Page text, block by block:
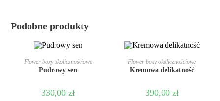
Podobne produkty
DODAJ DO KOSZYKA
Flower boxy okolicznościowe
Pudrowy sen
330,00zł
DODAJ DO KOSZYKA
Flower boxy okolicznościowe
Kremowa delikatność
390,00 zł